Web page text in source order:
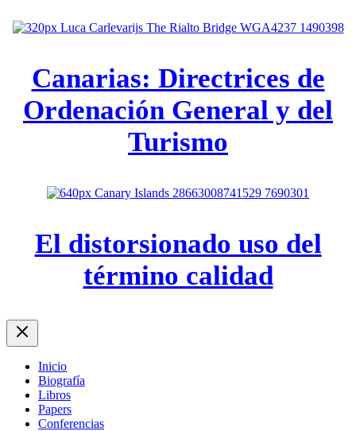
Canarias: Directrices de
Ordenación General y del
Turismo
El distorsionado uso del
término calidad
Inicio
Biografía
Libros
Papers
Conferencias